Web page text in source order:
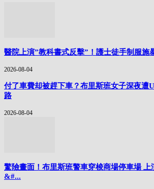
醫院上演”教科書式反擊”！護士徒手制服施
2026-08-04
付了車費却被趕下車？布里斯班女子深夜遭
路
2026-08-04
驚險畫面！布里斯班警車穿梭商場停車場 上
&#...